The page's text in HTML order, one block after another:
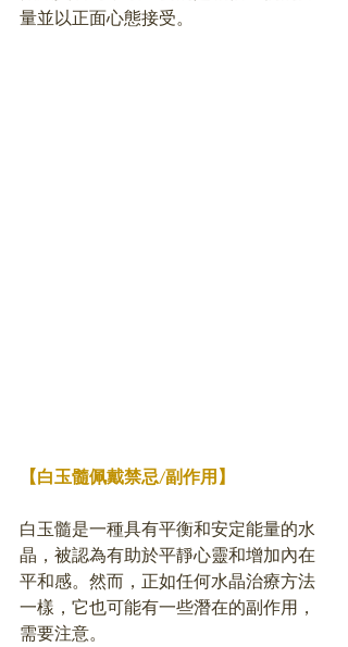
量並以正面心態接受。
【白玉髓佩戴禁忌/副作用】
白玉髓是一種具有平衡和安定能量的水
晶，被認為有助於平靜心靈和增加內在
平和感。然而，正如任何水晶治療方法
一樣，它也可能有一些潛在的副作用，
需要注意。